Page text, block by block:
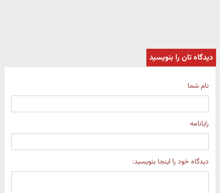
دیدگاه تان را بنویسید
نام شما
رایانامه
دیدگاه خود را اینجا بنویسید: